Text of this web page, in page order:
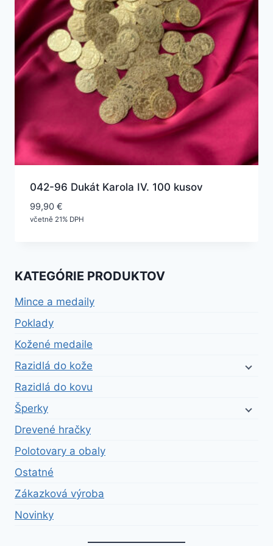
042-96 Dukát Karola IV. 100 kusov
99,90 €
včetně 21% DPH
KATEGÓRIE PRODUKTOV
Mince a medaily
Poklady
Kožené medaile
Razidlá do kože
Razidlá do kovu
Šperky
Drevené hračky
Polotovary a obaly
Ostatné
Zákazková výroba
Novinky